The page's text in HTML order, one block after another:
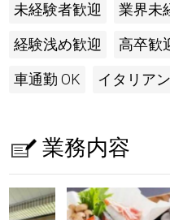
未経験者歓迎 業界未
経験浅め歓迎 高卒歓
車通勤 OK イタリア
業務内容